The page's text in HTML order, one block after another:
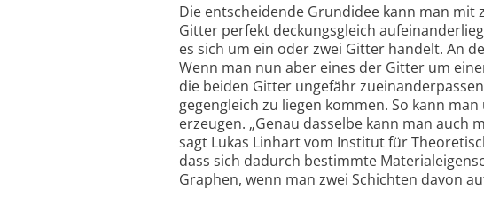
Die entscheidende Grundidee kann man mit
Gitter perfekt deckungsgleich
es sich um ein oder zwei Gitter handelt. An
Wenn man nun aber eines der Gitter um
die beiden Gitter ungefähr
gegengleich zu liegen kommen. So kann
erzeugen. „Genau dasselbe kann man
sagt Lukas Linhart vom Institut für
dass sich dadurch bestimmte
Graphen, wenn man zwei Schichten davon